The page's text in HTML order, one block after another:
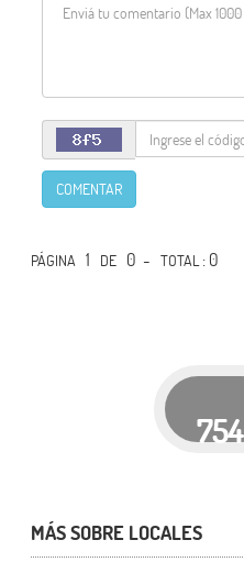
COMENTAR
PÁGINA 1 DE 0 -TOTAL: 0
754
MÁS SOBRE LOCALES